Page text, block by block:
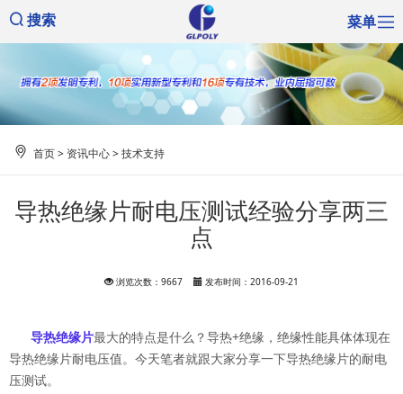
搜索 菜单
首页> 资讯中心>技术支持
导热绝缘片耐电压测试经验分享两三
点
浏览次数：9667 发布时间：2016-09-21
导热绝缘片最大的特点是什么？导热+绝缘，绝缘性能具体体现在
导热绝缘片耐电压值。今天笔者就跟大家分享一下导热绝缘片的耐电
压测试。